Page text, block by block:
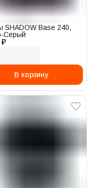
₽
SHADOW Base 240,
Серый
В корзину